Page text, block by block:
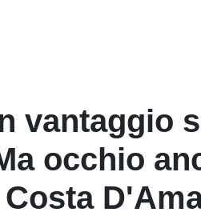
vantaggio
occhio